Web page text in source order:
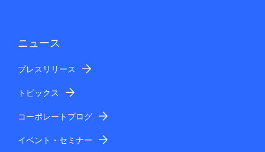
ニュース
プレスリリース
トピックス
コーポレートブログ
イベント・セミナー